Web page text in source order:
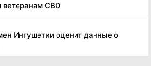
СВО
Ингушетии оценит данные о